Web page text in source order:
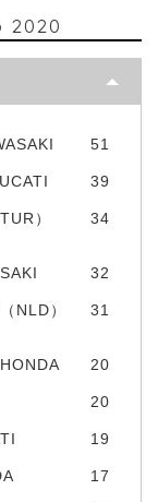
2020
51
39
）
34
32
NLD）
31
20
20
19
17